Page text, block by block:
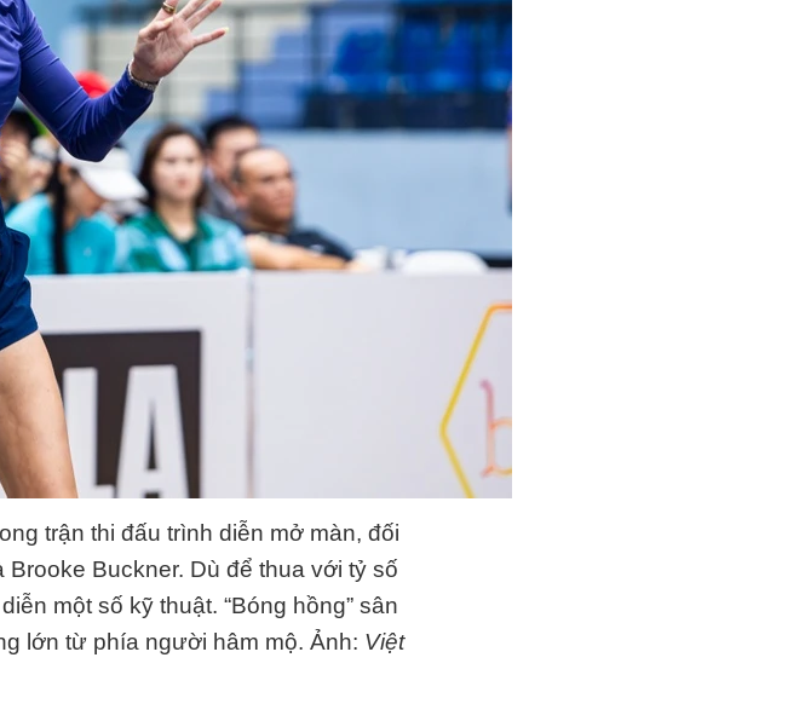
trận thi đấu trình diễn mở màn, đối
Buckner. Dù để thua với tỷ số
một số kỹ thuật. “Bóng hồng” sân
lớn từ phía người hâm mộ. Ảnh: Việt